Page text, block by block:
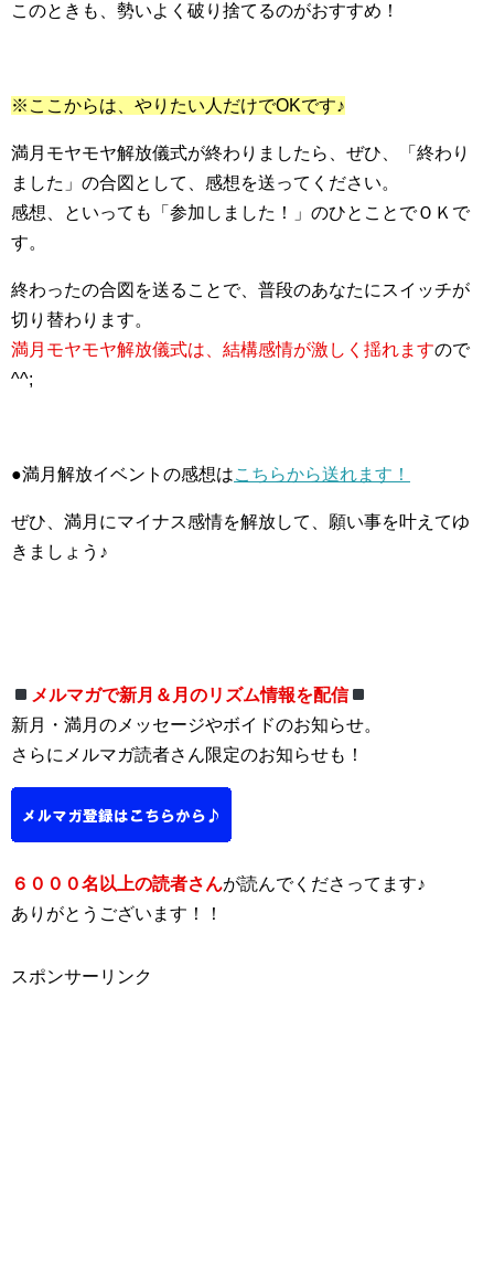
このときも、勢いよく破り捨てるのがおすすめ！
※ここからは、やりたい人だけでOKです♪
満月モヤモヤ解放儀式が終わりましたら、ぜひ、「終わり
ました」の合図として、感想を送ってください。
感想、といっても「参加しました！」のひとことでＯＫで
す。
終わったの合図を送ることで、普段のあなたにスイッチが
切り替わります。
満月モヤモヤ解放儀式は、結構感情が激しく揺れますので
^^;
●満月解放イベントの感想はこちらから送れます！
ぜひ、満月にマイナス感情を解放して、願い事を叶えてゆ
きましょう♪
メルマガで新月＆月のリズム情報を配信
新月・満月のメッセージやボイドのお知らせ。
さらにメルマガ読者さん限定のお知らせも！
６０００名以上の読者さんが読んでくださってます♪
ありがとうございます！！
スポンサーリンク